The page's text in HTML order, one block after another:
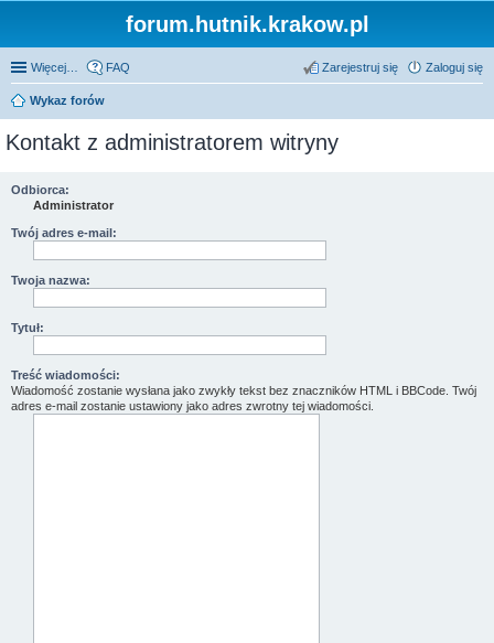
forum.hutnik.krakow.pl
Więcej… FAQ Zaloguj się
Zarejestruj się
Wykaz forów
Kontakt z administratorem witryny
Odbiorca:
Administrator
Twój adres e-mail:
Twoja nazwa:
Tytuł:
Treść wiadomości:
Wiadomość zostanie wysłana jako zwykły tekst bez znaczników HTML i BBCode. Twój
adres e-mail zostanie ustawiony jako adres zwrotny tej wiadomości.